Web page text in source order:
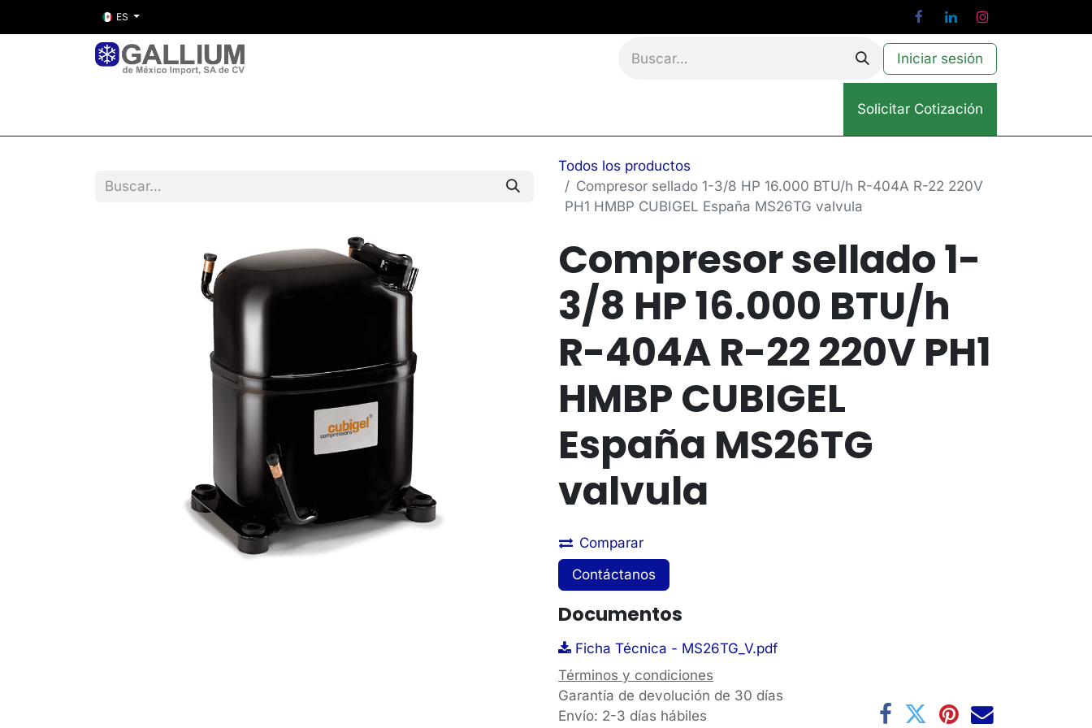
ES
Iniciar sesión
Solicitar Cotización
Todos los productos
Compresor sellado 1-3/8 HP 16.000 BTU/h R-404A R-22 220V
PH1 HMBP CUBIGEL España MS26TG valvula
Compresor sellado 1-
3/8 HP 16.000 BTU/h
R-404A R-22 220V PH1
HMBP CUBIGEL
España MS26TG
valvula
Comparar
Contáctanos
Documentos
Ficha Técnica - MS26TG_V.pdf
Términos y condiciones
Garantía de devolución de 30 días
Envío: 2-3 días hábiles